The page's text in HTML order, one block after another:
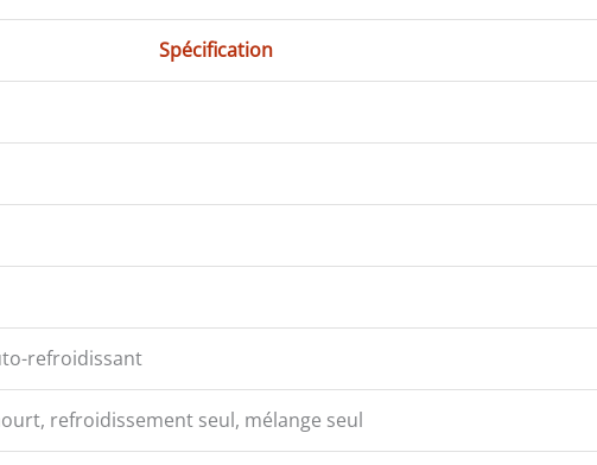
Spécification
refroidissant
refroidissement seul, mélange seul